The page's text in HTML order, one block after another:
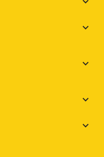



